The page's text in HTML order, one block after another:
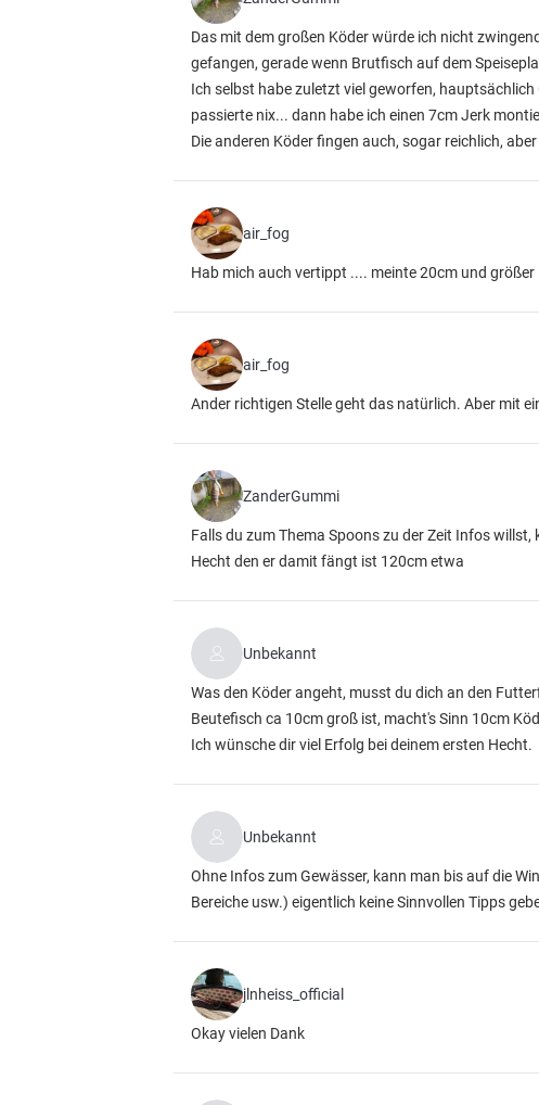
Das mit dem großen Köder würde ich nicht
gefangen, gerade wenn Brutfisch auf dem
Ich selbst habe zuletzt viel geworfen,
passierte nix... dann habe ich einen 7cm Jerk
Die anderen Köder fingen auch, sogar reichlich,
air_fog
Hab mich auch vertippt .... meinte 20cm und größer
air_fog
Ander richtigen Stelle geht das natürlich. Aber mit
ZanderGummi
Falls du zum Thema Spoons zu der Zeit Infos
Hecht den er damit fängt ist 120cm etwa
Unbekannt
Was den Köder angeht, musst du dich an den
Beutefisch ca 10cm groß ist, macht's Sinn 10cm
Ich wünsche dir viel Erfolg bei deinem ersten Hecht.
Unbekannt
Ohne Infos zum Gewässer, kann man bis auf die
Bereiche usw.) eigentlich keine Sinnvollen Tipps
jlnheiss_official
Okay vielen Dank